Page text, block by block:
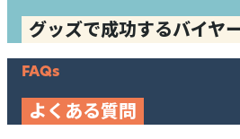
グッズで成功するバイヤ
FAQs
よくある質問